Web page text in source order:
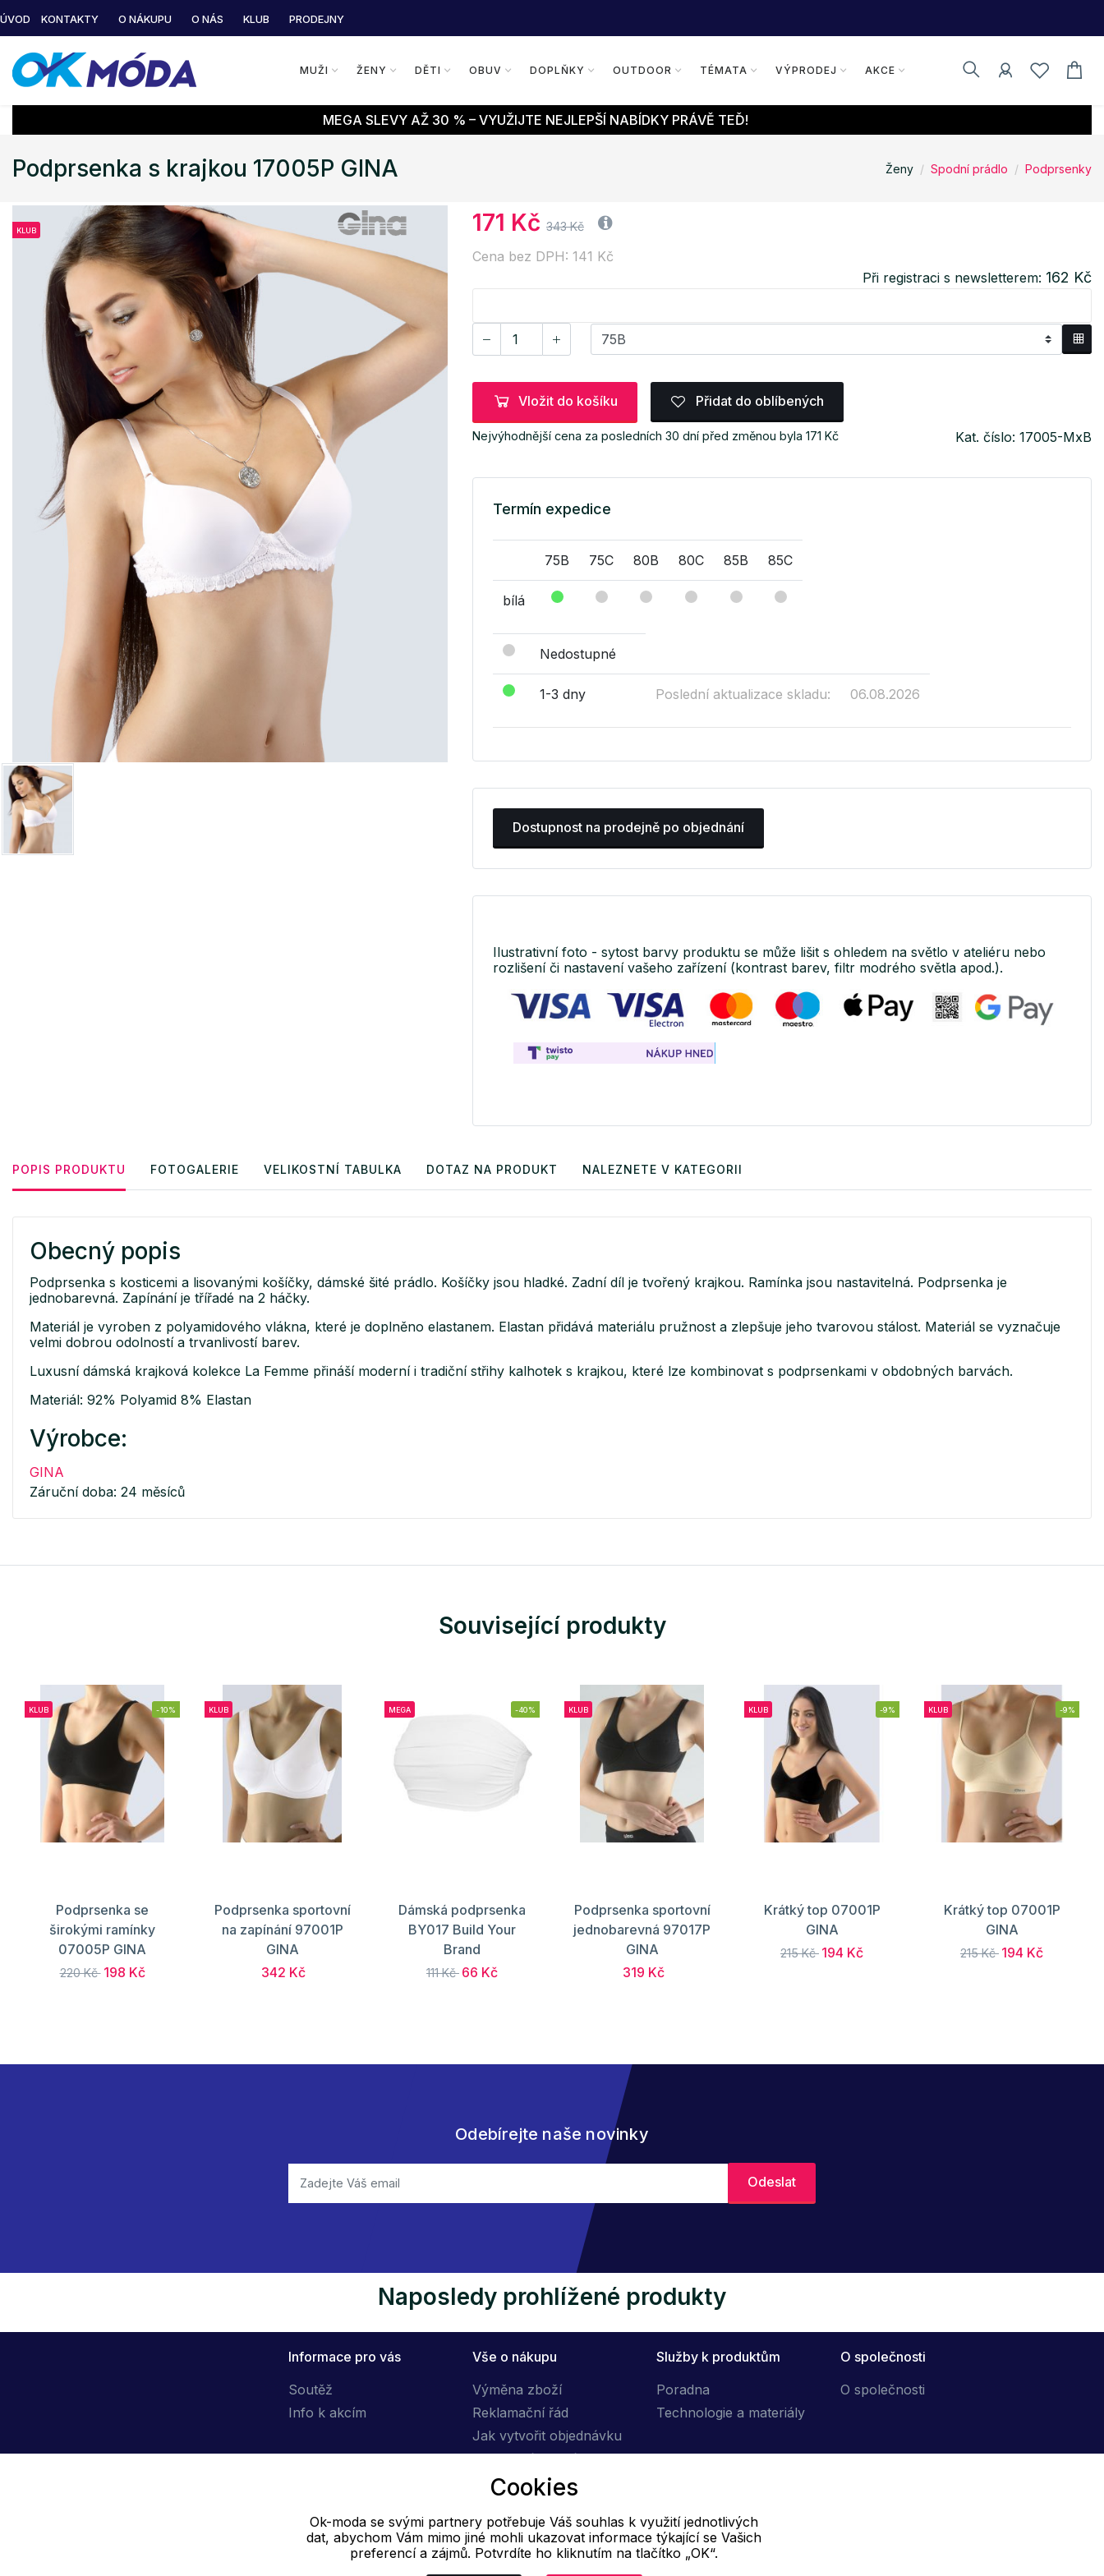
ÚVOD KONTAKTY O NÁKUPU O NÁS KLUB PRODEJNY
MUŽI ŽENY DĚTI OBUV DOPLŇKY OUTDOOR TÉMATA VÝPRODEJ AKCE
MEGA SLEVY AŽ 30 % – VYUŽIJTE NEJLEPŠÍ NABÍDKY PRÁVĚ TEĎ!
Podprsenka s krajkou 17005P GINA Ženy Spodní prádlo Podprsenky
KLUB 171 Kč 343 Kč
Cena bez DPH: 141 Kč
Při registraci s newsletterem: 162 Kč
Vložit do košíku Přidat do oblíbených
Nejvýhodnější cena za posledních 30 dní před změnou byla 171 Kč Kat. číslo: 17005-MxB
Termín expedice
75B 75C 80B 80C 85B 85C
bílá
Nedostupné
1-3 dny Poslední aktualizace skladu: 06.08.2026
Dostupnost na prodejně po objednání
Ilustrativní foto - sytost barvy produktu se může lišit s ohledem na světlo v ateliéru nebo
rozlišení či nastavení vašeho zařízení (kontrast barev, filtr modrého světla apod.).
POPIS PRODUKTU FOTOGALERIE VELIKOSTNÍ TABULKA DOTAZ NA PRODUKT NALEZNETE V KATEGORII
Obecný popis
Podprsenka s kosticemi a lisovanými košíčky, dámské šité prádlo. Košíčky jsou hladké. Zadní díl je tvořený krajkou. Ramínka jsou nastavitelná. Podprsenka je
jednobarevná. Zapínání je třířadé na 2 háčky.
Materiál je vyroben z polyamidového vlákna, které je doplněno elastanem. Elastan přidává materiálu pružnost a zlepšuje jeho tvarovou stálost. Materiál se vyznačuje
velmi dobrou odolností a trvanlivostí barev.
Luxusní dámská krajková kolekce La Femme přináší moderní i tradiční střihy kalhotek s krajkou, které lze kombinovat s podprsenkami v obdobných barvách.
Materiál: 92% Polyamid 8% Elastan
Výrobce:
GINA
Záruční doba: 24 měsíců
Související produkty
KLUB -10%
Podprsenka se
širokými ramínky
07005P GINA
220 Kč 198 Kč
KLUB
Podprsenka sportovní
na zapínání 97001P
GINA
342 Kč
MEGA -40%
Dámská podprsenka
BY017 Build Your
Brand
111 Kč 66 Kč
KLUB
Podprsenka sportovní
jednobarevná 97017P
GINA
319 Kč
KLUB -9%
Krátký top 07001P
GINA
215 Kč 194 Kč
KLUB -9%
Krátký top 07001P
GINA
215 Kč 194 Kč
Odebírejte naše novinky
Naposledy prohlížené produkty
Informace pro vás
Soutěž
Info k akcím
Vše o nákupu
Výměna zboží
Reklamační řád
Jak vytvořit objednávku
Obchodní podmínky
Doprava
Služby k produktům
Poradna
Technologie a materiály
O společnosti
O společnosti
E-mail
Online
Cookies
Ok-moda se svými partnery potřebuje Váš souhlas k využití jednotlivých
dat, abychom Vám mimo jiné mohli ukazovat informace týkající se Vašich
preferencí a zájmů. Potvrdíte ho kliknutím na tlačítko „OK“.